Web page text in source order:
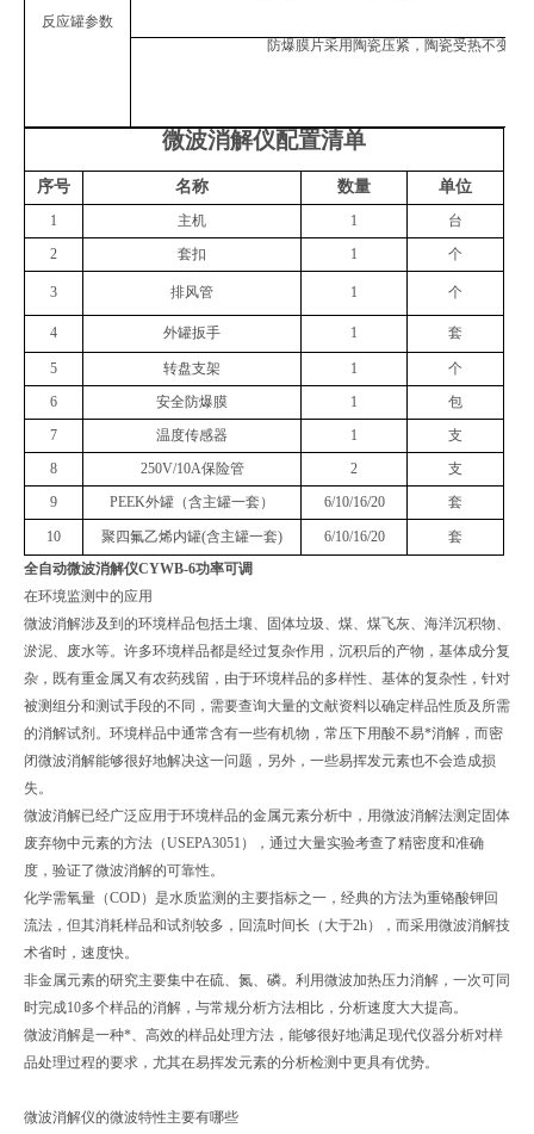
反应罐参数
防爆膜片采用陶瓷压紧，陶瓷受热不变形
微波消解仪配置清单
序号 名称 数量 单位
1 主机 1
台
2
套扣 1 个
3 排风管 1 个
4 外罐扳手 1 套
5 转盘支架 1
个
6
安全防爆膜 1
包
7
温度传感器 1
支
8
250V/10A保险管 2
支
9
PEEK外罐（含主罐一套） 6/10/16/20 套
10 聚四氟乙烯内罐(含主罐一套) 6/10/16/20
套
全自动微波消解仪CYWB-6功率可调
在环境监测中的应用
微波消解涉及到的环境样品包括土壤、固体垃圾、煤、煤飞灰、海洋沉积物、
淤泥、废水等。许多环境样品都是经过复杂作用，沉积后的产物，基体成分复
杂，既有重金属又有农药残留，由于环境样品的多样性、基体的复杂性，针对
被测组分和测试手段的不同，需要查询大量的文献资料以确定样品性质及所需
的消解试剂。环境样品中通常含有一些有机物，常压下用酸不易*消解，而密
闭微波消解能够很好地解决这一问题，另外，一些易挥发元素也不会造成损
失。
微波消解已经广泛应用于环境样品的金属元素分析中，用微波消解法测定固体
废弃物中元素的方法（USEPA3051），通过大量实验考查了精密度和准确
度，验证了微波消解的可靠性。
化学需氧量（COD）是水质监测的主要指标之一，经典的方法为重铬酸钾回
流法，但其消耗样品和试剂较多，回流时间长（大于2h），而采用微波消解技
术省时，速度快。
非金属元素的研究主要集中在硫、氮、磷。利用微波加热压力消解，一次可同
时完成10多个样品的消解，与常规分析方法相比，分析速度大大提高。
微波消解是一种*、高效的样品处理方法，能够很好地满足现代仪器分析对样
品处理过程的要求，尤其在易挥发元素的分析检测中更具有优势。
微波消解仪的微波特性主要有哪些